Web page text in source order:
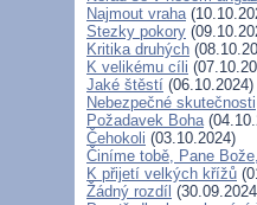
Najmout vraha
Stezky pokory
Kritika druhých
K velikému cíli
Jaké štěstí (06.10.2024)
Nebezpečné skutečnosti
Požadavek Boha
Čehokoli (03.10.2024)
Činíme tobě, Pane
K přijetí velkých křížů
Žádný rozdíl